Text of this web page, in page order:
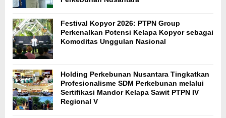
Festival Kopyor 2026: PTPN Group
Perkenalkan Potensi Kelapa Kopyor sebagai
Komoditas Unggulan Nasional
Holding Perkebunan Nusantara Tingkatkan
Profesionalisme SDM Perkebunan melalui
Sertifikasi Mandor Kelapa Sawit PTPN IV
Regional V